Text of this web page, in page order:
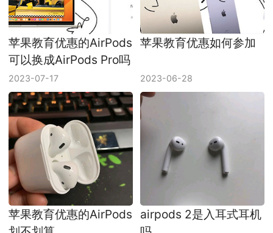
苹果教育优惠的AirPods
可以换成AirPods Pro吗
2023-07-17
苹果教育优惠如何参加
2023-06-28
苹果教育优惠的AirPods
airpods 2是入耳式耳机